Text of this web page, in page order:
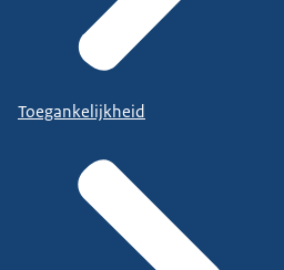
Toegankelijkheid